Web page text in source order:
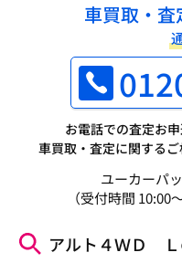
車買取・査
お電話での査定お
車買取・査定に関するご
ユーカーパ
（受付時間 10:00
アルト４ＷＤ Ｌ